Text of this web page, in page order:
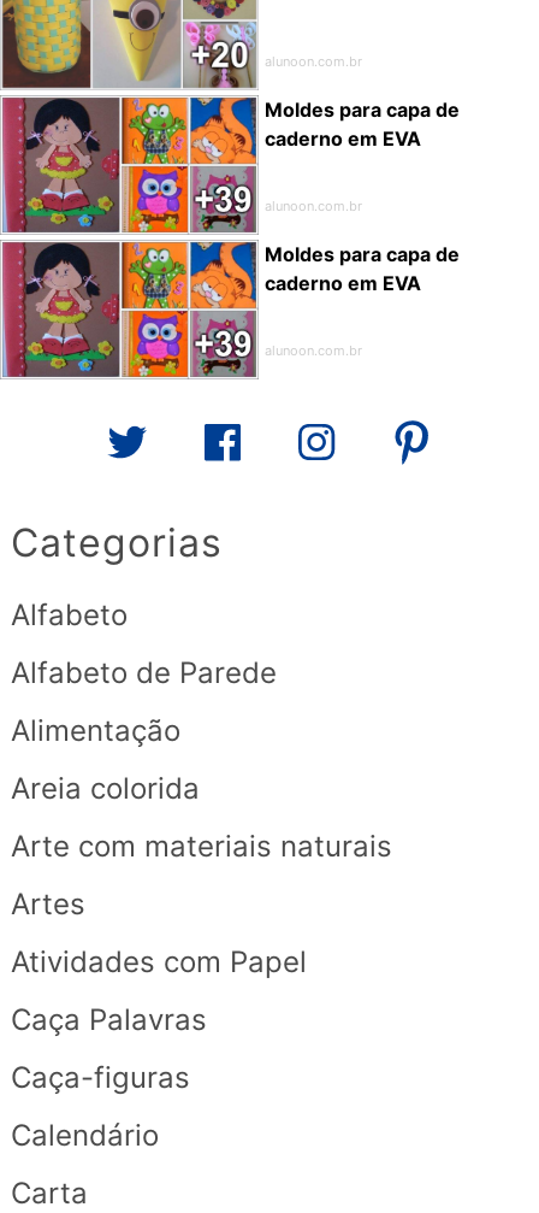
alunoon.com.br
Moldes para capa de
caderno em EVA
alunoon.com.br
Moldes para capa de
caderno em EVA
alunoon.com.br
Categorias
Alfabeto
Alfabeto de Parede
Alimentação
Areia colorida
Arte com materiais naturais
Artes
Atividades com Papel
Caça Palavras
Caça-figuras
Calendário
Carta